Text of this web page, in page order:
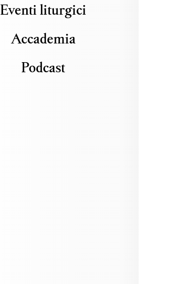
Eventi liturgici
Accademia
Podcast